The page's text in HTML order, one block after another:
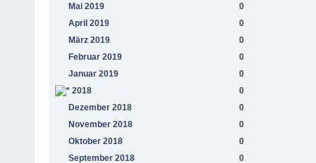
Mai 2019
0
April 2019
0
März 2019
0
Februar 2019
0
Januar 2019
0
2018
0
Dezember 2018
0
November 2018
0
Oktober 2018
0
September 2018
0